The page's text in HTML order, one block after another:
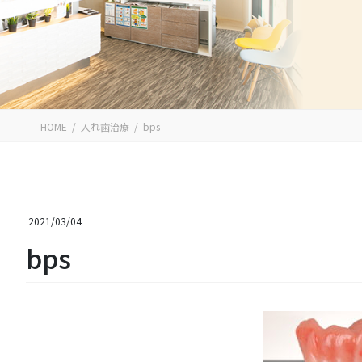
HOME 入れ歯治療 bps
2021/03/04
bps